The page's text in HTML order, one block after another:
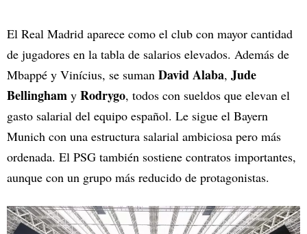
El Real Madrid aparece como el club con mayor cantidad
de jugadores en la tabla de salarios elevados. Además de
Mbappé y Vinícius, se suman David Alaba, Jude
Bellingham y Rodrygo, todos con sueldos que elevan el
gasto salarial del equipo español. Le sigue el Bayern
Munich con una estructura salarial ambiciosa pero más
ordenada. El PSG también sostiene contratos importantes,
aunque con un grupo más reducido de protagonistas.